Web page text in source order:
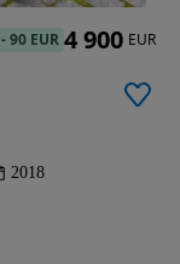
2018
-90 EUR 4 900 EUR